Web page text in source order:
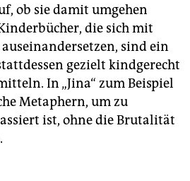
ob sie damit umgehen
die sich mit
sind ein
gezielt kindgerecht
In „Jina“ zum Beispiel
Metaphern, um zu
ist, ohne die Brutalität